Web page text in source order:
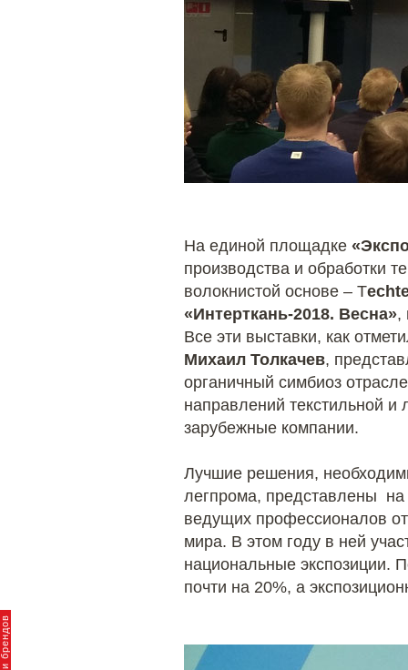
На единой площадке
производства и обработки
волокнистой основе – T
«Интерткань-2018. Весна»,
Все эти выставки, как
Михаил Толкачев,
органичный симбиоз
направлений текстильной
зарубежные компании.
Лучшие решения,
легпрома, представлены на
ведущих профессионалов
мира. В этом году в ней
национальные экспозиции.
почти на 20%, а